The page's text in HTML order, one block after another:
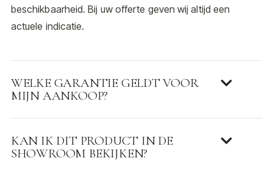
beschikbaarheid. Bij uw offerte geven wij altijd een
actuele indicatie.
WELKE GARANTIE GELDT VOOR
MIJN AANKOOP?
KAN IK DIT PRODUCT IN DE
SHOWROOM BEKIJKEN?